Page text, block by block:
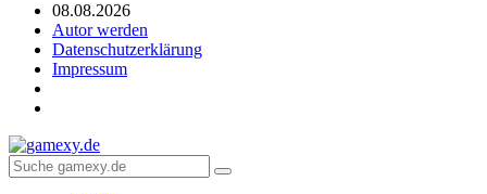
08.08.2026
Autor werden
Datenschutzerklärung
Impressum